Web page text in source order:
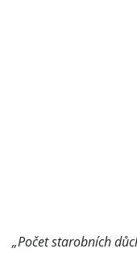
„Počet starobních